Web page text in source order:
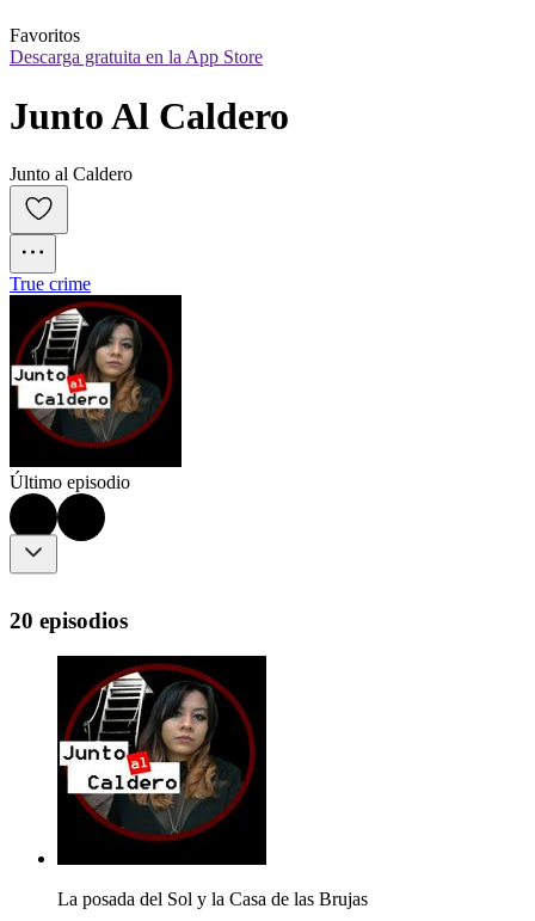
Favoritos
Descarga gratuita en la App Store
Junto Al Caldero
Junto al Caldero
True crime
Último episodio
20 episodios
La posada del Sol y la Casa de las Brujas